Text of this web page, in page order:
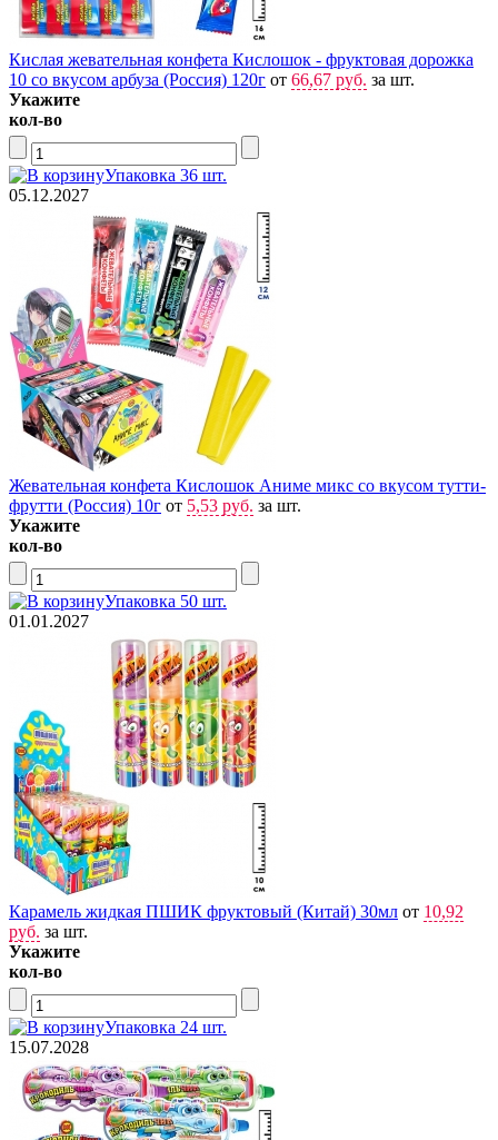
Кислая жевательная конфета Кислошок - фруктовая дорожка
10 со вкусом арбуза (Россия) 120г от 66,67 руб. за шт.
Укажите
кол-во
Упаковка 36 шт.
05.12.2027
Жевательная конфета Кислошок Аниме микс со вкусом тутти-
фрутти (Россия) 10г от 5,53 руб. за шт.
Укажите
кол-во
Упаковка 50 шт.
01.01.2027
Карамель жидкая ПШИК фруктовый (Китай) 30мл от 10,92
руб. за шт.
Укажите
кол-во
Упаковка 24 шт.
15.07.2028